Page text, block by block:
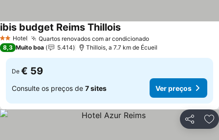
2 Estrelas
Hotel Quartos renovados com ar condicionadoVer preços
ibis budget Reims ThilloisVer preços
8,3 Muito boa 5.414 Thillois, a 7.7 km de Écueil
De € 59
Consulte os preços de 7 sites Ver preços
Partilhar